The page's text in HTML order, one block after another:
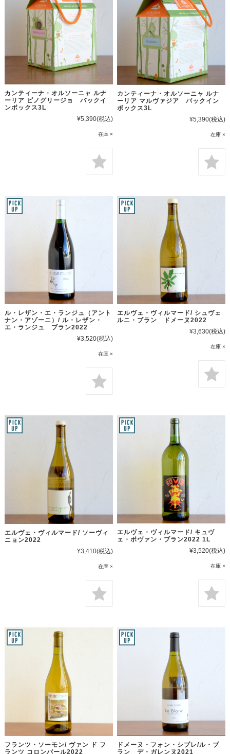
カンティーナ・オルソーニャ ルナ
ーリア ピノグリージョ バックイ
ンボックス3L
¥5,390(税込)
在庫 ×
カンティーナ・オルソーニャ ルナ
ーリア マルヴァジア バックイン
ボックス3L
¥5,390(税込)
在庫 ×
ル・レザン・エ・ランジュ（アント
ナン・アゾーニ）/ ル・レザン・
エ・ランジュ ブラン2022
¥3,520(税込)
在庫 ×
エルヴェ・ヴィルマード/ シュヴェ
ルニ・ブラン ドメーヌ2022
¥3,630(税込)
在庫 ×
エルヴェ・ヴィルマード/ ソーヴィ
ニョン2022
¥3,410(税込)
在庫 ×
エルヴェ・ヴィルマード/ キュヴ
ェ・ボヴァン・ブラン2022 1L
¥3,520(税込)
在庫 ×
フランツ・ソーモン/ ヴァン ド フ
ランツ コロンバール2022
ドメーヌ・フォン・シプレ/ル・ブ
ラン デ・ガレンヌ2021